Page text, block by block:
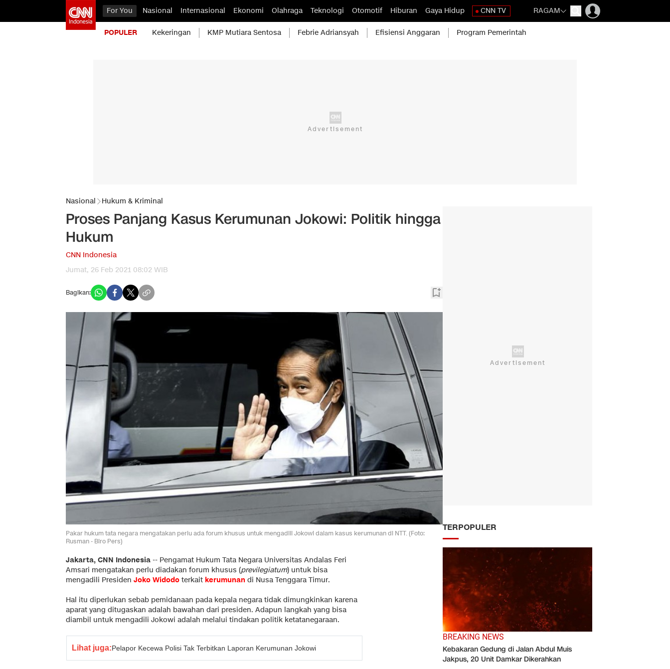
For You Nasional Internasional Ekonomi Olahraga Teknologi Otomotif Hiburan Gaya Hidup CNN TV RAGAM
POPULER Kekeringan KMP Mutiara Sentosa Febrie Adriansyah Efisiensi Anggaran Program Pemerintah
Nasional Hukum & Kriminal
Proses Panjang Kasus Kerumunan Jokowi: Politik hingga
Hukum
CNN Indonesia
Jumat, 26 Feb 2021 08:02 WIB
Bagikan:
Pakar hukum tata negara mengatakan perlu ada forum khusus untuk mengadili Jokowi dalam kasus kerumunan di NTT. (Foto:
Rusman - Biro Pers)
Jakarta, CNN Indonesia -- Pengamat Hukum Tata Negara Universitas Andalas Feri
Amsari mengatakan perlu diadakan forum khusus (previlegiatum) untuk bisa
mengadili Presiden Joko Widodo terkait kerumunan di Nusa Tenggara Timur.
Hal itu diperlukan sebab pemidanaan pada kepala negara tidak dimungkinkan karena
aparat yang ditugaskan adalah bawahan dari presiden. Adapun langkah yang bisa
diambil untuk mengadili Jokowi adalah melalui tindakan politik ketatanegaraan.
Lihat juga:Pelapor Kecewa Polisi Tak Terbitkan Laporan Kerumunan Jokowi
TERPOPULER
BREAKING NEWS
Kebakaran Gedung di Jalan Abdul Muis
Jakpus, 20 Unit Damkar Dikerahkan